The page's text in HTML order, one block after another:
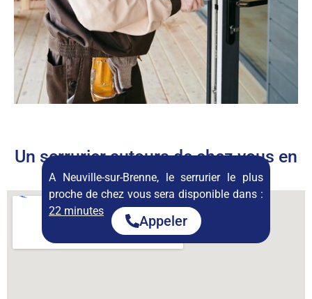
Un serrurier autours de chez vous en
permanence
A Neuville-sur-Brenne, le serrurier le plus
proche de chez vous sera disponible dans :
22 minutes
Appeler